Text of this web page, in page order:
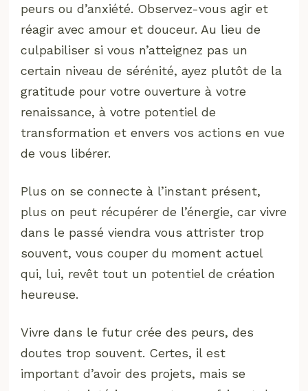
peurs ou d’anxiété. Observez-vous agir et
réagir avec amour et douceur. Au lieu de
culpabiliser si vous n’atteignez pas un
certain niveau de sérénité, ayez plutôt de la
gratitude pour votre ouverture à votre
renaissance, à votre potentiel de
transformation et envers vos actions en vue
de vous libérer.
Plus on se connecte à l’instant présent,
plus on peut récupérer de l’énergie, car vivre
dans le passé viendra vous attrister trop
souvent, vous couper du moment actuel
qui, lui, revêt tout un potentiel de création
heureuse.
Vivre dans le futur crée des peurs, des
doutes trop souvent. Certes, il est
important d’avoir des projets, mais se